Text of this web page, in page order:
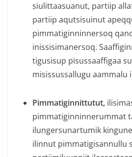
siulittaasuanut, partiip
partiip aqutsisuinut
pimmatiginninnersoq
inissisimanersoq.
tigusisup pisussaaffigaa
misissussallugu aammalu
Pimmatiginnittutut,
pimmatiginninnerummat
ilungersunartumik
ilinnut pimmatigisannullu